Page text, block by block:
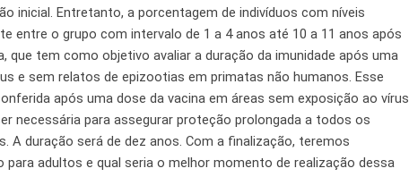
inicial. Entretanto, a porcentagem de indivíduos com níveis
entre o grupo com intervalo de 1 a 4 anos até 10 a 11 anos após
tem como objetivo avaliar a duração da imunidade após uma
e sem relatos de epizootias em primatas não humanos. Esse
após uma dose da vacina em áreas sem exposição ao vírus
necessária para assegurar proteção prolongada a todos os
duração será de dez anos. Com a finalização, teremos
adultos e qual seria o melhor momento de realização dessa